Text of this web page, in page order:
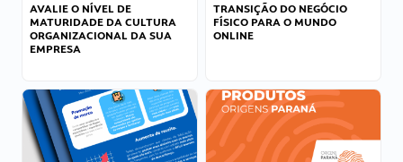
AVALIE O NÍVEL DE
MATURIDADE DA CULTURA
ORGANIZACIONAL DA SUA
EMPRESA
TRANSIÇÃO DO NEGÓCIO
FÍSICO PARA O MUNDO
ONLINE